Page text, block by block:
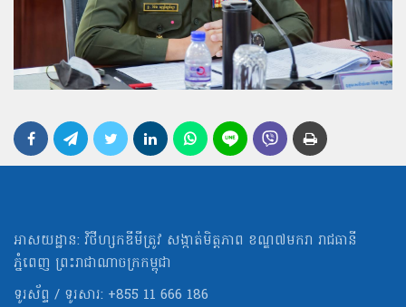
អាសយដ្ឋាន: វិថីហ្សកឌីមីត្រូវ សង្កាត់មិត្ដភាព ខណ្ឌ៧មករា រាជធានី
ភ្នំពេញ ព្រះរាជាណាចក្រកម្ពុជា
ទូរស័ព្ទ / ទូរសារ: +855 11 666 186